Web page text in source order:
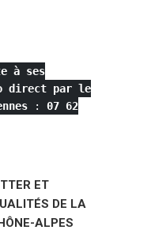
à ses
direct par le
: 07 62
ET
DE LA
ALPES